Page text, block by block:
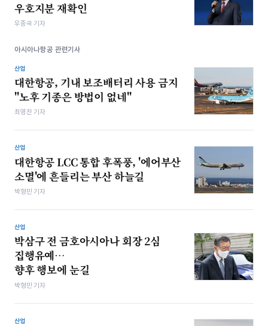
우호지분 재확인
우종국 기자
아시아나항공 관련기사
산업
대한항공, 기내 보조배터리 사용 금지
"노후 기종은 방법이 없네"
최영찬 기자
산업
대한항공 LCC 통합 후폭풍, '에어부산
소멸'에 흔들리는 부산 하늘길
박형민 기자
산업
박삼구 전 금호아시아나 회장 2심
집행유예…
향후 행보에 눈길
박형민 기자
산업